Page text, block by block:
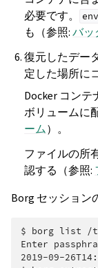
必要です。
も（参照:バッ
復元したデー
定した場所に
Docker コン
ボリュームに
ーム）。
ファイルの所
認する（参照:
Borg セッション
$ borg list
Enter
2019-09-